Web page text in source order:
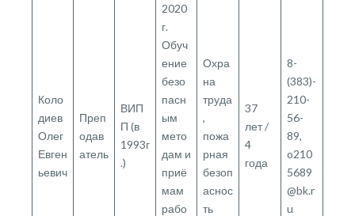
Коло
диев
Олег
Евген
ьевич
Преп
одав
атель
ВИП
П (в
1993г
.)
2020
г.
Обуч
ение
безо
пасн
ым
мето
дам и
приё
мам
рабо
Охра
на
труда
,
пожа
рная
безоп
аснос
ть
37
лет /
4
года
8-
(383)-
210-
56-
89,
o210
5689
@bk.r
u